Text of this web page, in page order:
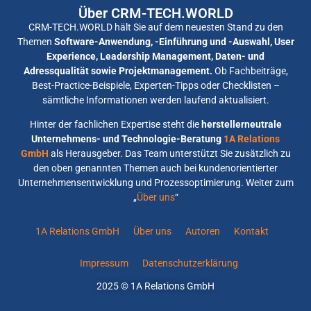
Über CRM-TECH.WORLD
CRM-TECH.WORLD hält Sie auf dem neuesten Stand zu den
Themen Software-Anwendung, -Einführung und -Auswahl, User
Experience, Leadership Management, Daten- und
Adressqualität sowie Projektmanagement. Ob Fachbeiträge,
Best-Practice-Beispiele, Experten-Tipps oder Checklisten –
sämtliche Informationen werden laufend aktualisiert.
Hinter der fachlichen Expertise steht die herstellerneutrale
Unternehmens- und Technologie-Beratung 1A Relations
GmbH als Herausgeber. Das Team unterstützt Sie zusätzlich zu
den oben genannten Themen auch bei kundenorientierter
Unternehmensentwicklung und Prozessoptimierung. Weiter zum
„Über uns“
1A Relations GmbH Über uns Autoren Kontakt
Impressum Datenschutzerklärung
2025 © 1A Relations GmbH